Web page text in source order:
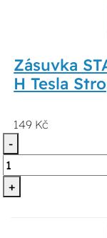
Zásuvka
H Tesla
149 Kč
-
+